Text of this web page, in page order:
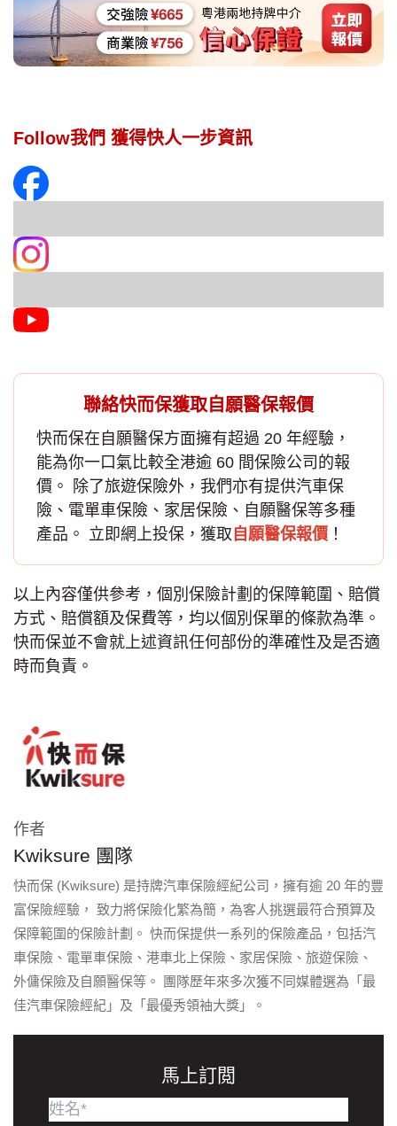
Follow我們 獲得快人一步資訊
聯絡快而保獲取自願醫保報價
快而保在 自願醫保方面擁有超過 20 年經驗，
能為你一口氣比較全港逾 60 間保險公司的報
價。 除了旅遊保險外，我們亦有提供汽車保
險、電單車保險、家居保險、自願醫保等多種
產品。 立即網上投保，獲取 自願醫保報價 ！
以上內容僅供參考，個別保險計劃的保障範圍、賠償
方式、賠償額及保費等，均以個別保單的條款為準。
快而保並不會就上述資訊任何部份的準確性及是否適
時而負責。
作者
Kwiksure 團隊
快而保 (Kwiksure) 是持牌汽車保險經紀公司，擁有逾 20 年的豐
富保險經驗， 致力將保險化繁為簡，為客人挑選最符合預算及
保障範圍的保險計劃。 快而保提供一系列的保險產品，包括汽
車保險、電單車保險、港車北上保險、家居保險、旅遊保險、
外傭保險及自願醫保等。 團隊歷年來多次獲不同媒體選為「最
佳汽車保險經紀」及「最優秀領袖大獎」。
馬上訂閲